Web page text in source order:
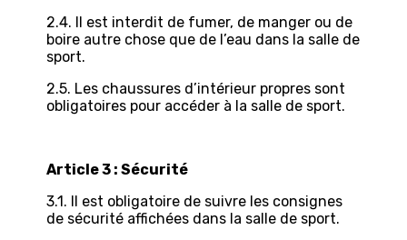
2.4. Il est interdit de fumer, de manger ou de
boire autre chose que de l’eau dans la salle de
sport.
2.5. Les chaussures d’intérieur propres sont
obligatoires pour accéder à la salle de sport.
Article 3 : Sécurité
3.1. Il est obligatoire de suivre les consignes
de sécurité affichées dans la salle de sport.